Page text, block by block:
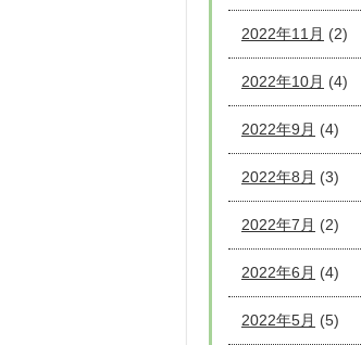
2022年11月 (2)
2022年10月 (4)
2022年9月 (4)
2022年8月 (3)
2022年7月 (2)
2022年6月 (4)
2022年5月 (5)